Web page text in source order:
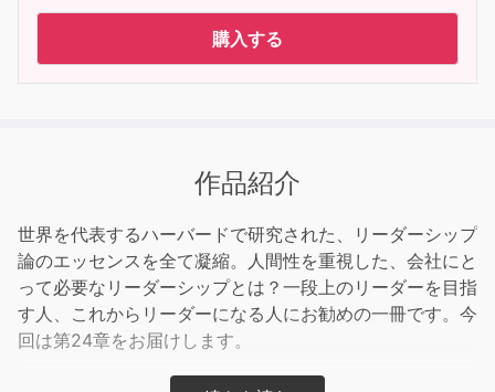
購入する
作品紹介
世界を代表するハーバードで研究された、リーダーシップ
論のエッセンスを全て凝縮。人間性を重視した、会社にと
って必要なリーダーシップとは？一段上のリーダーを目指
す人、これからリーダーになる人にお勧めの一冊です。今
回は第24章をお届けします。